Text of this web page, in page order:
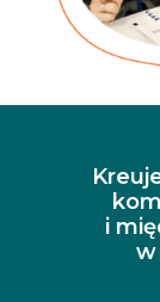
i
w